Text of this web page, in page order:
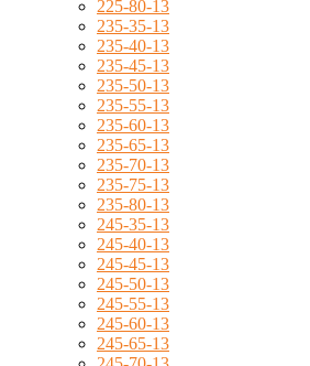
225-80-13
235-35-13
235-40-13
235-45-13
235-50-13
235-55-13
235-60-13
235-65-13
235-70-13
235-75-13
235-80-13
245-35-13
245-40-13
245-45-13
245-50-13
245-55-13
245-60-13
245-65-13